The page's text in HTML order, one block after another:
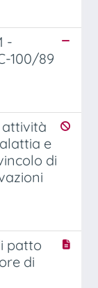
-
100/89
attività
e
di
patto
di